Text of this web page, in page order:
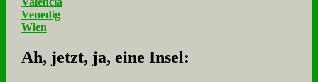
Venedig
Wien
Ah, jetzt, ja, ei­ne In­sel: